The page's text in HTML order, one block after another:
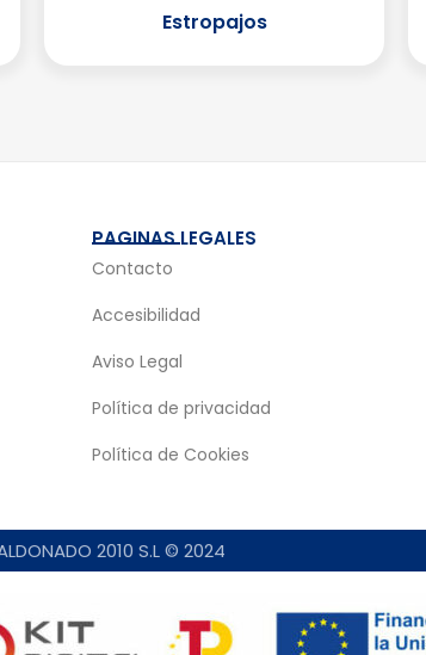
Estropajos
PAGINAS LEGALES
Contacto
Accesibilidad
Aviso Legal
Política de privacidad
Política de Cookies
2010 S.L © 2024